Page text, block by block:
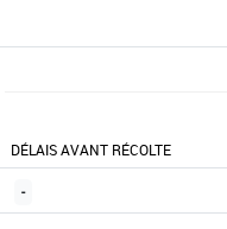
DÉLAIS AVANT RÉCOLTE
-